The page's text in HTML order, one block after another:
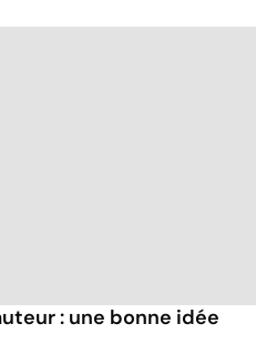
: une bonne idée